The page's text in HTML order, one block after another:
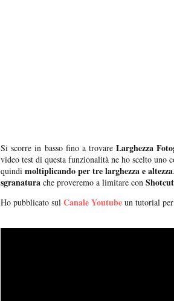
Si scorre in basso fino a trovareLarghezza
video test di questa funzionalità ne ho scelto uno
quindimoltiplicando per tre larghezza e altezza
sgranatura che proveremo a limitare con Shotcut
Ho pubblicato sul Canale Youtube un tutorial